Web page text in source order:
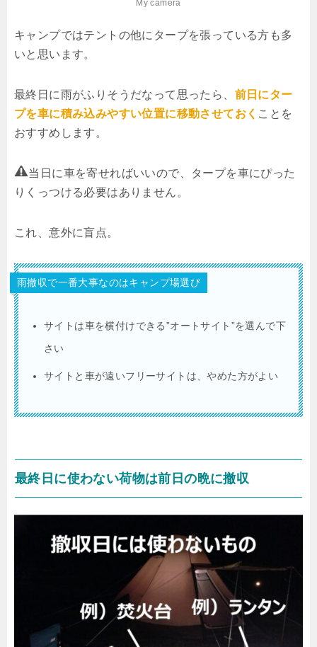
My camera
キャンプではテントの他にタープを張っている方も多
いと思います。
最終日に雨がふりそうだなって思ったら、 前日にター
プを車に積み込みやすい位置に移動させておく ことを
おすすめします。
当日に車を寄せればいいので、タープを車にぴった
りくっつける必要はありません。
これ、意外に盲点。
雨撤収で一番大事なのはキャンプ場選び
サイトは車を横付けできる”オートサイト”を選んで下
さい
サイトと車が遠いフリーサイトは、やめた方がよい
最終日に使わない荷物は前日の晩に撤収